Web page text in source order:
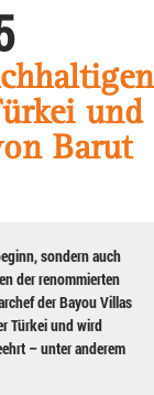
und
Barut
sondern auch
der renommierten
der Bayou Villas
Türkei und wird
– unter anderem